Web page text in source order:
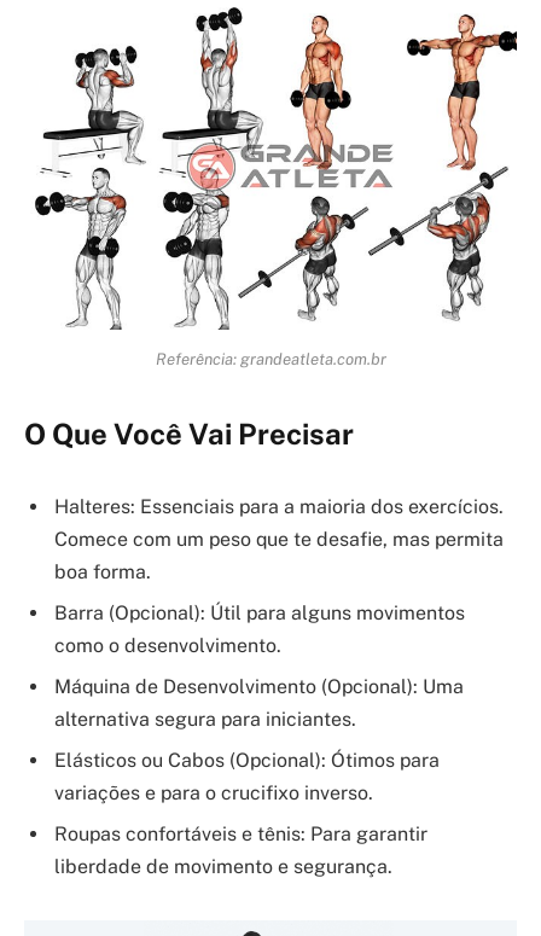
Referência: grandeatleta.com.br
O Que Você Vai Precisar
Halteres: Essenciais para a maioria dos exercícios.
Comece com um peso que te desafie, mas permita
boa forma.
Barra (Opcional): Útil para alguns movimentos
como o desenvolvimento.
Máquina de Desenvolvimento (Opcional): Uma
alternativa segura para iniciantes.
Elásticos ou Cabos (Opcional): Ótimos para
variações e para o crucifixo inverso.
Roupas confortáveis e tênis: Para garantir
liberdade de movimento e segurança.